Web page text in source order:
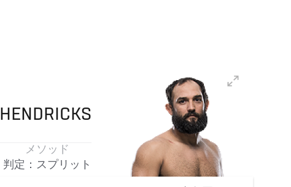
HENDRICKS
メソッド
判定：スプリット